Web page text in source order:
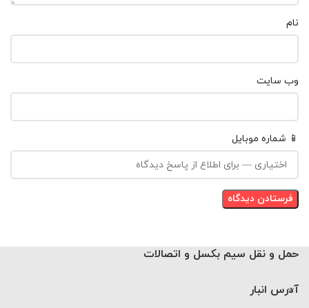
نام
وب‌ سایت
📱 شماره موبایل
حمل و نقل سیم بکسل و اتصالات
آدرس انبار